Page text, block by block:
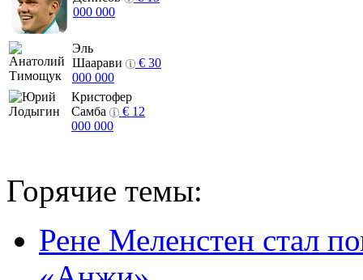
000 000
Эль
Шаарави
€ 30
000 000
Кристофер
Самба
€ 12
000 000
Горячие темы:
Рене Меленстен стал